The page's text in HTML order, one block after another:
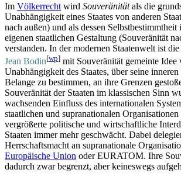
Im Völkerrecht wird Souveränitätals die
Unabhängigkeit eines Staates von anderen
nach außen) und als dessen Selbstbestimmtheit
eigenen staatlichen Gestaltung (Souveränität
verstanden. In der modernen Staatenwelt ist
Jean Bodin[wp] mit Souveränität gemeinte
Unabhängigkeit des Staates, über seine inneren
Belange zu bestimmen, an ihre Grenzen
Souveränität der Staaten im klassischen Sinn
wachsenden Einfluss des internationalen
staatlichen und supra­nationalen
vergrößerte politische und wirtschaftliche
Staaten immer mehr geschwächt. Dabei
Herrschaftsmacht an supra­nationale
Europäische Union oder EURATOM. Ihre
dadurch zwar begrenzt, aber keineswegs